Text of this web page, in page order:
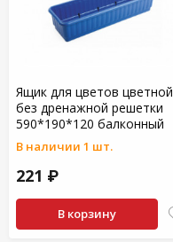
Ящик для цветов цветной
без дренажной решетки
590*190*120 балконный
В наличии 1 шт.
221 ₽
В корзину